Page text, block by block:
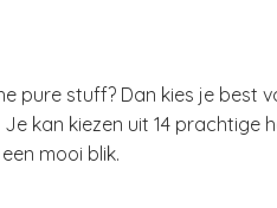
pure stuff? Dan kies je best
kan kiezen uit 14 prachtige
mooi blik.